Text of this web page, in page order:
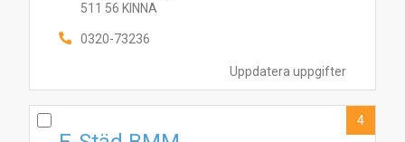
Uppdatera uppgifter
511 56 KINNA
0320-73236
4